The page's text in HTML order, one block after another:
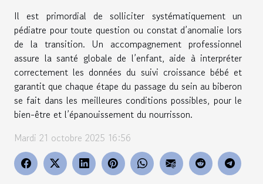
Il est primordial de solliciter systématiquement un
pédiatre pour toute question ou constat d’anomalie lors
de la transition. Un accompagnement professionnel
assure la santé globale de l’enfant, aide à interpréter
correctement les données du suivi croissance bébé et
garantit que chaque étape du passage du sein au biberon
se fait dans les meilleures conditions possibles, pour le
bien-être et l’épanouissement du nourrisson.
Mardi 21 octobre 2025 16:56